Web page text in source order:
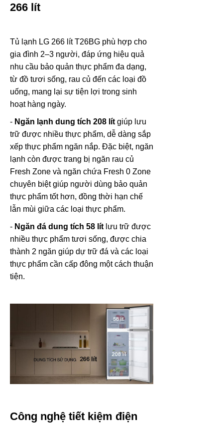
266 lít
Tủ lạnh LG 266 lít T26BG phù hợp cho
gia đình 2–3 người, đáp ứng hiệu quả
nhu cầu bảo quản thực phẩm đa dạng,
từ đồ tươi sống, rau củ đến các loại đồ
uống, mang lại sự tiện lợi trong sinh
hoạt hàng ngày.
- Ngăn lạnh dung tích 208 lít giúp lưu
trữ được nhiều thực phẩm, dễ dàng sắp
xếp thực phẩm ngăn nắp. Đặc biệt, ngăn
lạnh còn được trang bị ngăn rau củ
Fresh Zone và ngăn chứa Fresh 0 Zone
chuyên biệt giúp người dùng bảo quản
thực phẩm tốt hơn, đồng thời hạn chế
lẫn mùi giữa các loại thực phẩm.
- Ngăn đá dung tích 58 lít lưu trữ được
nhiều thực phẩm tươi sống, được chia
thành 2 ngăn giúp dự trữ đá và các loại
thực phẩm cần cấp đông một cách thuận
tiện.
Công nghệ tiết kiệm điện